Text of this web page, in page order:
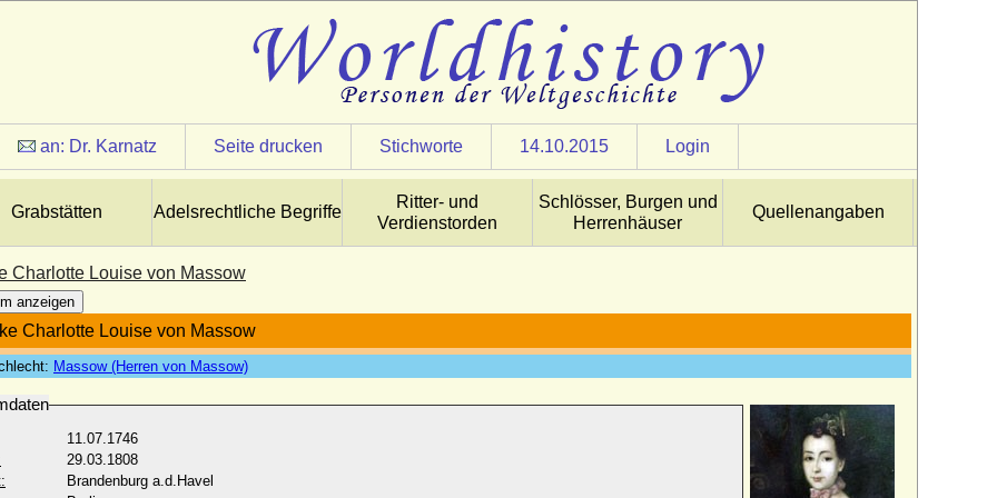
an: Dr. Karnatz Seite drucken Stichworte 14.10.2015 Login
Grabstätten Adelsrechtliche Begriffe
Ritter- und
Verdienstorden
Schlösser, Burgen und
Herrenhäuser
Quellenangaben
Charlotte Louise von Massow
anzeigen
Charlotte Louise von Massow
Massow (Herren von Massow)
11.07.1746
29.03.1808
Brandenburg a.d.Havel